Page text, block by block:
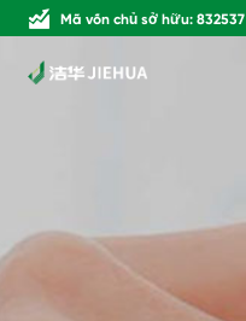
Mã vốn chủ sở hữu: 832537